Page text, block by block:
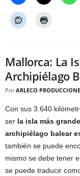
Mallorca: La
Archipiélago
Por ARLECO
Con sus 3.640
ser la isla más
archipiélago balear
también se puede
mismo se debe tener
se puede traducir